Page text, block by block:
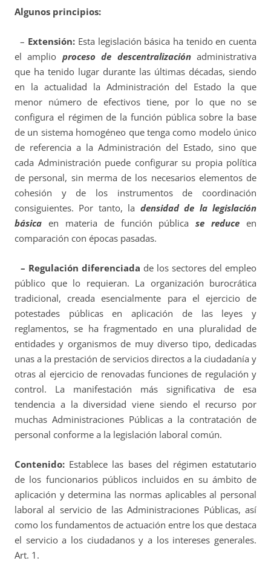
Algunos principios:
– Extensión: Esta legislación básica ha tenido en cuenta
el amplio proceso de descentralizaciónadministrativa
que ha tenido lugar durante las últimas décadas, siendo
en la actualidad la Administración del Estado la que
menor número de efectivos tiene, por lo que no se
configura el régimen de la función pública sobre la base
de un sistema homogéneo que tenga como modelo único
de referencia a la Administración del Estado, sino que
cada Administración puede configurar su propia política
de personal, sin merma de los necesarios elementos de
cohesión y de los instrumentos de coordinación
consiguientes. Por tanto, la densidad de la legislación
básica en materia de función públicase reduce en
comparación con épocas pasadas.
– Regulación diferenciada de los sectores del empleo
público que lo requieran. La organización burocrática
tradicional, creada esencialmente para el ejercicio de
potestades públicas en aplicación de las leyes y
reglamentos, se ha fragmentado en una pluralidad de
entidades y organismos de muy diverso tipo, dedicadas
unas a la prestación de servicios directos a la ciudadanía y
otras al ejercicio de renovadas funciones de regulación y
control. La manifestación más significativa de esa
tendencia a la diversidad viene siendo el recurso por
muchas Administraciones Públicas a la contratación de
personal conforme a la legislación laboral común.
Contenido: Establece las bases del régimen estatutario
de los funcionarios públicos incluidos en su ámbito de
aplicación y determina las normas aplicables al personal
laboral al servicio de las Administraciones Públicas, así
como los fundamentos de actuación entre los que destaca
el servicio a los ciudadanos y a los intereses generales.
Art. 1.